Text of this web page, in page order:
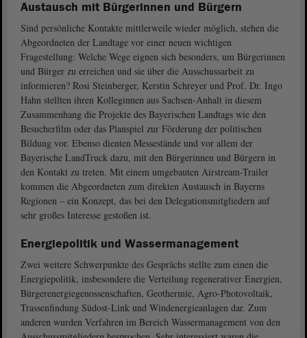
Austausch mit Bürgerinnen und Bürgern
Sind persönliche Kontakte mittlerweile wieder möglich, stehen die
Abgeordneten der Landtage vor einer neuen wichtigen
Fragestellung: Welche Wege eignen sich besonders, um Bürgerinnen
und Bürger zu erreichen und sie über die Ausschussarbeit zu
informieren? Rosi Steinberger, Kerstin Schreyer und Prof. Dr. Ingo
Hahn stellten ihren Kolleginnen aus Sachsen-Anhalt in diesem
Zusammenhang die Projekte des Bayerischen Landtags wie den
Besucherfilm oder das Planspiel zur Förderung der politischen
Bildung vor. Ebenso dienten Messestände und vor allem der
Bayerische LandTruck dazu, mit den Bürgerinnen und Bürgern in
den Kontakt zu treten. Mit einem umgebauten Airstream-Trailer
kommen die Abgeordneten zum direkten Austausch in Bayerns
Regionen – ein Konzept, das bei den Delegationsmitgliedern auf
sehr großes Interesse gestoßen ist.
Energiepolitik und Wassermanagement
Zwei weitere Schwerpunkte des Gesprächs stellte zum einen die
Energiepolitik, insbesondere die Verteilung regenerativer Energien,
Bürgerenergiegenossenschaften, Geothermie, Agro-Photovoltaik,
Trassenfindung Südost-Link und Windenergieanlagen dar. Zum
anderen wurden Verfahren im Bereich Wassermanagement von den